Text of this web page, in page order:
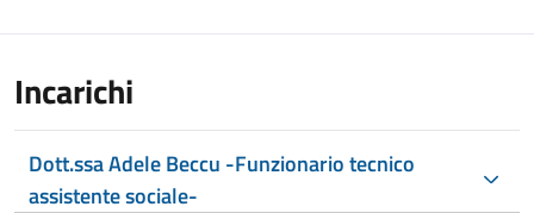
Incarichi
Dott.ssa Adele Beccu -Funzionario tecnico
assistente sociale-